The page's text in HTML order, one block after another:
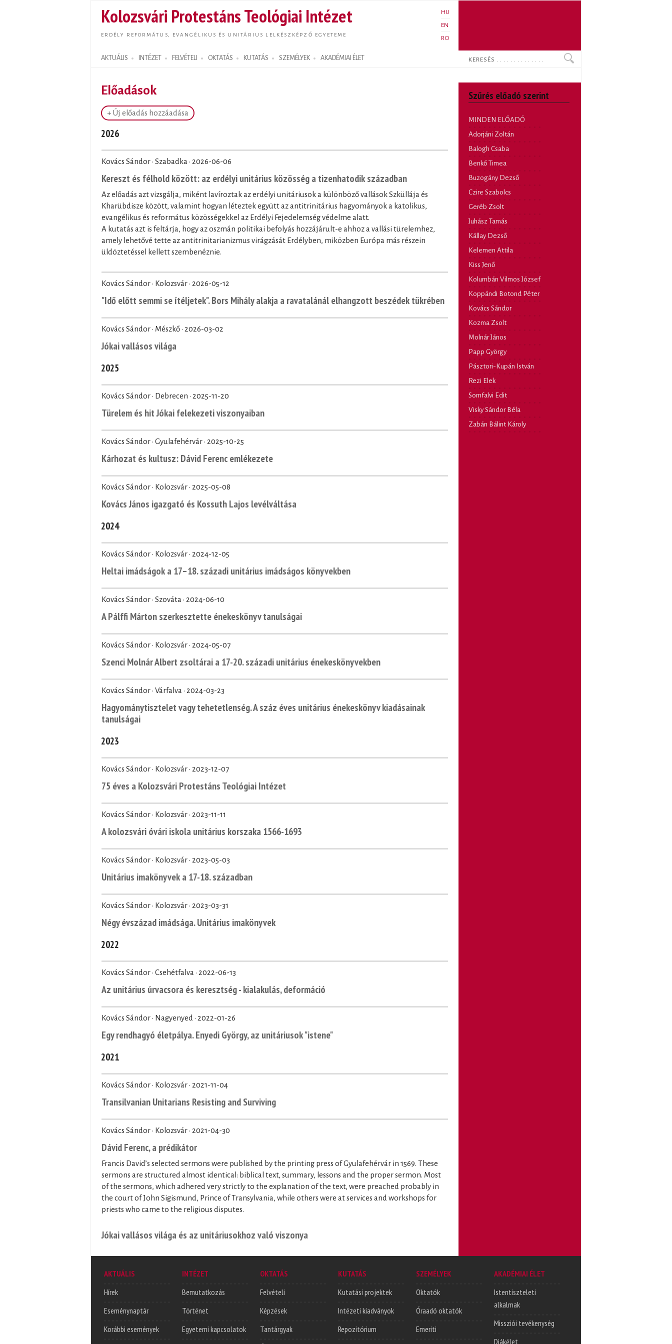
tartalomra
Kolozsvári Protestáns Teológiai Intézet
ERDÉLY REFORMÁTUS, EVANGÉLIKUS ÉS UNITÁRIUS LELKÉSZKÉPZŐ EGYETEME
HU
EN
RO
AKTUÁLIS INTÉZET FELVÉTELI OKTATÁS KUTATÁS SZEMÉLYEK AKADÉMIAI ÉLET
Search form
Keresés
Előadások
+ Új előadás hozzáadása
2026
Kovács Sándor · Szabadka · 2026-06-06
Kereszt és félhold között: az erdélyi unitárius közösség a tizenhatodik században
Az előadás azt vizsgálja, miként lavíroztak az erdélyi unitáriusok a különböző vallások Szküllája és
Kharübdisze között, valamint hogyan léteztek együtt az antitrinitárius hagyományok a katolikus,
evangélikus és református közösségekkel az Erdélyi Fejedelemség védelme alatt.
A kutatás azt is feltárja, hogy az oszmán politikai befolyás hozzájárult-e ahhoz a vallási türelemhez,
amely lehetővé tette az antitrinitarianizmus virágzását Erdélyben, miközben Európa más részein
üldöztetéssel kellett szembenéznie.
Kovács Sándor · Kolozsvár · 2026-05-12
"Idő előtt semmi se ítéljetek". Bors Mihály alakja a ravatalánál elhangzott beszédek tükrében
Kovács Sándor · Mészkő · 2026-03-02
Jókai vallásos világa
2025
Kovács Sándor · Debrecen · 2025-11-20
Türelem és hit Jókai felekezeti viszonyaiban
Kovács Sándor · Gyulafehérvár · 2025-10-25
Kárhozat és kultusz: Dávid Ferenc emlékezete
Kovács Sándor · Kolozsvár · 2025-05-08
Kovács János igazgató és Kossuth Lajos levélváltása
2024
Kovács Sándor · Kolozsvár · 2024-12-05
Heltai imádságok a 17–18. századi unitárius imádságos könyvekben
Kovács Sándor · Szováta · 2024-06-10
A Pálffi Márton szerkesztette énekeskönyv tanulságai
Kovács Sándor · Kolozsvár · 2024-05-07
Szenci Molnár Albert zsoltárai a 17-20. századi unitárius énekeskönyvekben
Kovács Sándor · Várfalva · 2024-03-23
Hagyománytisztelet vagy tehetetlenség. A száz éves unitárius énekeskönyv kiadásainak
tanulságai
2023
Kovács Sándor · Kolozsvár · 2023-12-07
75 éves a Kolozsvári Protestáns Teológiai Intézet
Kovács Sándor · Kolozsvár · 2023-11-11
A kolozsvári óvári iskola unitárius korszaka 1566-1693
Kovács Sándor · Kolozsvár · 2023-05-03
Unitárius imakönyvek a 17-18. században
Kovács Sándor · Kolozsvár · 2023-03-31
Négy évszázad imádsága. Unitárius imakönyvek
2022
Kovács Sándor · Csehétfalva · 2022-06-13
Az unitárius úrvacsora és keresztség - kialakulás, deformáció
Kovács Sándor · Nagyenyed · 2022-01-26
Egy rendhagyó életpálya. Enyedi György, az unitáriusok "istene"
2021
Kovács Sándor · Kolozsvár · 2021-11-04
Transilvanian Unitarians Resisting and Surviving
Kovács Sándor · Kolozsvár · 2021-04-30
Dávid Ferenc, a prédikátor
Francis David’s selected sermons were published by the printing press of Gyulafehérvár in 1569. These
sermons are structured almost identical: biblical text, summary, lessons and the proper sermon. Most
of the sermons, which adhered very strictly to the explanation of the text, were preached probably in
the court of John Sigismund, Prince of Transylvania, while others were at services and workshops for
priests who came to the religious disputes.
Jókai vallásos világa és az unitáriusokhoz való viszonya
Szűrés előadó szerint
MINDEN ELŐADÓ
Adorjáni Zoltán
Balogh Csaba
Benkő Timea
Buzogány Dezső
Czire Szabolcs
Geréb Zsolt
Juhász Tamás
Kállay Dezső
Kelemen Attila
Kiss Jenő
Kolumbán Vilmos József
Koppándi Botond Péter
Kovács Sándor
Kozma Zsolt
Molnár János
Papp György
Pásztori-Kupán István
Rezi Elek
Somfalvi Edit
Visky Sándor Béla
Zabán Bálint Károly
AKTUÁLIS
Hírek
Eseménynaptár
Korábbi események
INTÉZET
Bemutatkozás
Történet
Egyetemi kapcsolatok
OKTATÁS
Felvételi
Képzések
Tantárgyak
KUTATÁS
Kutatási projektek
Intézeti kiadványok
Repozitórium
SZEMÉLYEK
Oktatók
Óraadó oktatók
Emeriti
AKADÉMIAI ÉLET
Istentiszteleti
alkalmak
Missziói tevékenység
Diákélet